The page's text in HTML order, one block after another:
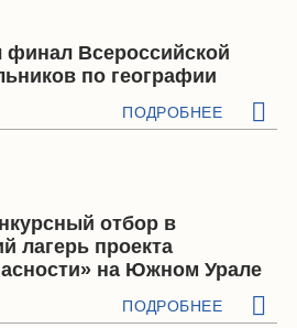
финал Всероссийской
по географии
ПОДРОБНЕЕ
отбор в
лагерь проекта
на Южном Урале
ПОДРОБНЕЕ